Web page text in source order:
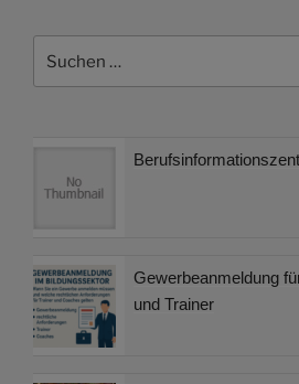
nach:
Gewerbeanmeldung
und Trainer